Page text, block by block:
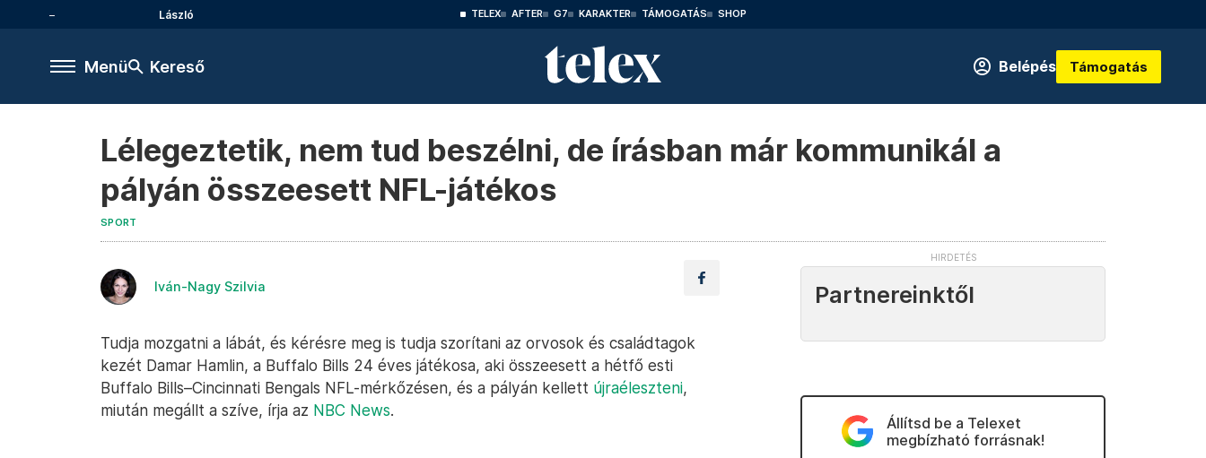
László TELEX AFTER G7 KARAKTER TÁMOGATÁS SHOP
Menü Kereső Belépés Támogatás
Lélegeztetik, nem tud beszélni, de írásban már kommunikál a
pályán összeesett NFL-játékos
SPORT
Iván-Nagy Szilvia
Tudja mozgatni a lábát, és kérésre meg is tudja szorítani az orvosok és családtagok
kezét Damar Hamlin, a Buffalo Bills 24 éves játékosa, aki összeesett a hétfő esti
Buffalo Bills–Cincinnati Bengals NFL-mérkőzésen, és a pályán kellett újraéleszteni,
miután megállt a szíve, írja az NBC News.
Partnereinktől
Állítsd be a Telexet
megbízható forrásnak!